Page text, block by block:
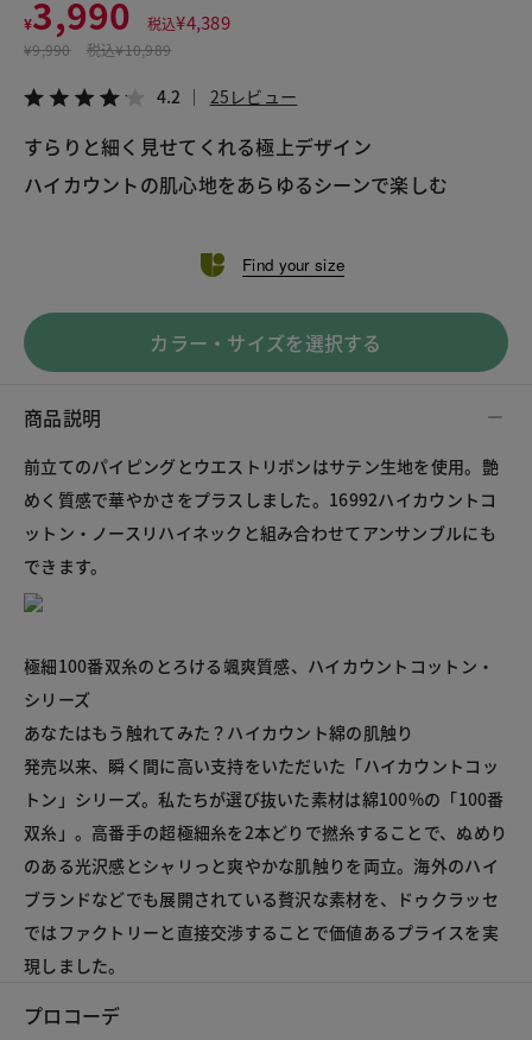
¥3,990 税込¥4,389
¥9,990 税込¥10,989
4.2 25レビュー
すらりと細く見せてくれる極上デザイン
Find your size
カラー・サイズを選択する
商品説明
前立てのパイピングとウエストリボンはサテン生地を使用。艶
めく質感で華やかさをプラスしました。16992ハイカウントコ
ットン・ノースリハイネックと組み合わせてアンサンブルにも
できます。
極細100番双糸のとろける颯爽質感、ハイカウントコットン・
シリーズ
あなたはもう触れてみた？ハイカウント綿の肌触り
発売以来、瞬く間に高い支持をいただいた「ハイカウントコッ
トン」シリーズ。私たちが選び抜いた素材は綿100%の「100番
双糸」。高番手の超極細糸を2本どりで撚糸することで、ぬめり
のある光沢感とシャリっと爽やかな肌触りを両立。海外のハイ
ブランドなどでも展開されている贅沢な素材を、ドゥクラッセ
ではファクトリーと直接交渉することで価値あるプライスを実
現しました。
プロコーデ
¥3,990
税込¥4,389
LINE X メール